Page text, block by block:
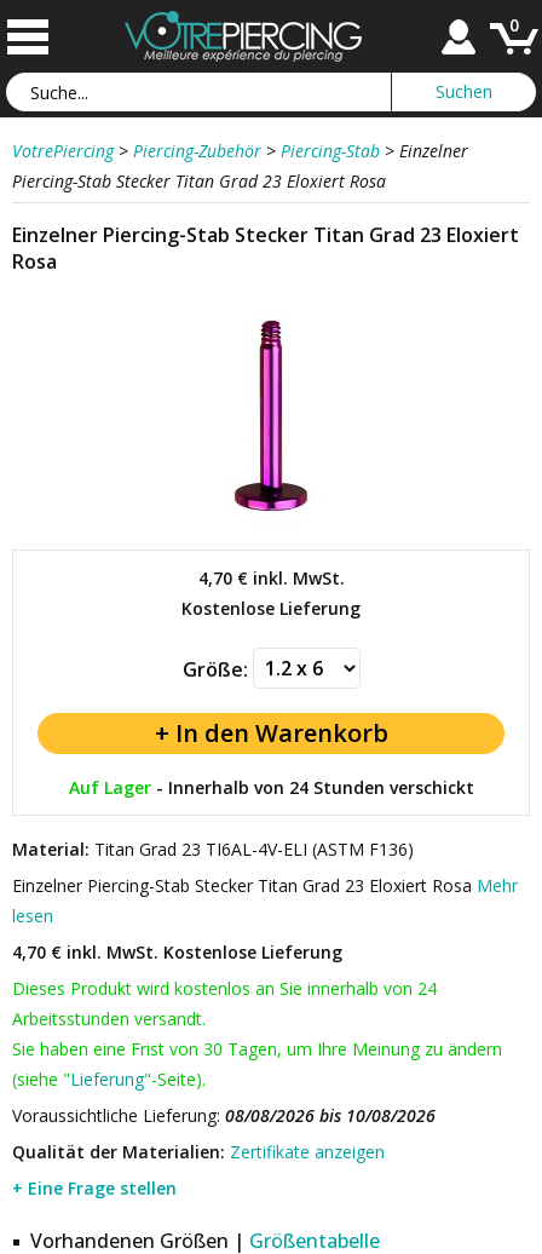
0
VotrePiercing > Piercing-Zubehör > Piercing-Stab > Einzelner
Piercing-Stab Stecker Titan Grad 23 Eloxiert Rosa
Einzelner Piercing-Stab Stecker Titan Grad 23 Eloxiert
Rosa
4,70 €inkl. MwSt.
Kostenlose Lieferung
Größe:
Auf Lager- Innerhalb von 24 Stunden verschickt
Material: Titan Grad 23 TI6AL-4V-ELI (ASTM F136)
Einzelner Piercing-Stab Stecker Titan Grad 23 Eloxiert Rosa Mehr
lesen
4,70 € inkl. MwSt. Kostenlose Lieferung
Dieses Produkt wird kostenlos an Sie innerhalb von 24
Arbeitsstunden versandt.
Sie haben eine Frist von 30 Tagen, um Ihre Meinung zu ändern
(siehe "Lieferung"-Seite).
Voraussichtliche Lieferung: 08/08/2026 bis 10/08/2026
Qualität der Materialien: Zertifikate anzeigen
+ Eine Frage stellen
Vorhandenen Größen | Größentabelle